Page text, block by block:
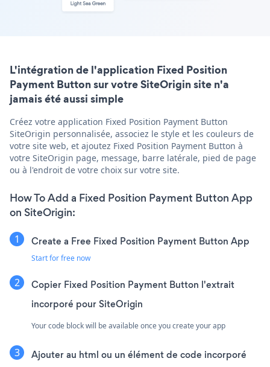
L'intégration de l'application Fixed Position
Payment Button sur votre SiteOrigin site n'a
jamais été aussi simple
Créez votre application Fixed Position Payment Button
SiteOrigin personnalisée, associez le style et les couleurs de
votre site web, et ajoutez Fixed Position Payment Button à
votre SiteOrigin page, message, barre latérale, pied de page
ou à l'endroit de votre choix sur votre site.
How To Add a Fixed Position Payment Button App
on SiteOrigin:
Create a Free Fixed Position Payment Button App
Start for free now
Copier Fixed Position Payment Button l'extrait
incorporé pour SiteOrigin
Your code block will be available once you create your app
Ajouter au html ou un élément de code incorporé